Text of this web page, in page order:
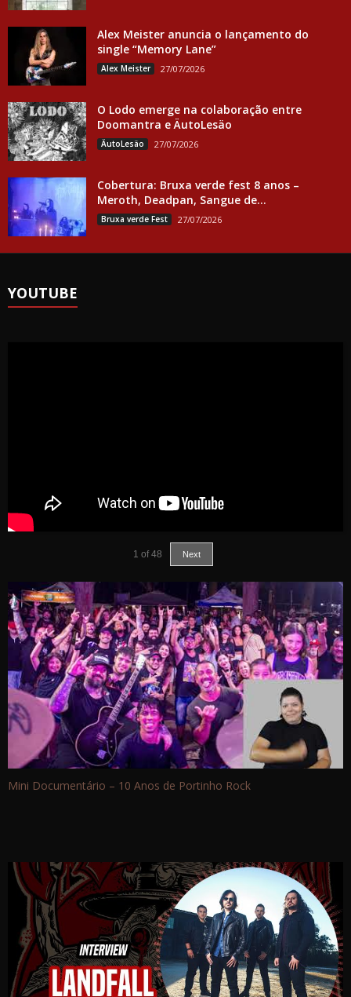
Alex Meister anuncia o lançamento do
single “Memory Lane”
Alex Meister 27/07/2026
O Lodo emerge na colaboração entre
Doomantra e ÄutoLesäo
ÄutoLesäo 27/07/2026
Cobertura: Bruxa verde fest 8 anos –
Meroth, Deadpan, Sangue de...
Bruxa verde Fest 27/07/2026
YOUTUBE
1 of 48 Next
Mini Documentário – 10 Anos de Portinho Rock